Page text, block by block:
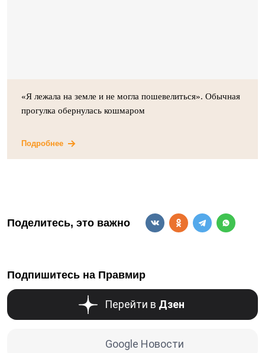
«Я лежала на земле и не могла пошевелиться». Обычная
прогулка обернулась кошмаром
Подробнее
Поделитесь, это важно
Подпишитесь на Правмир
Перейти в Дзен
Google Новости